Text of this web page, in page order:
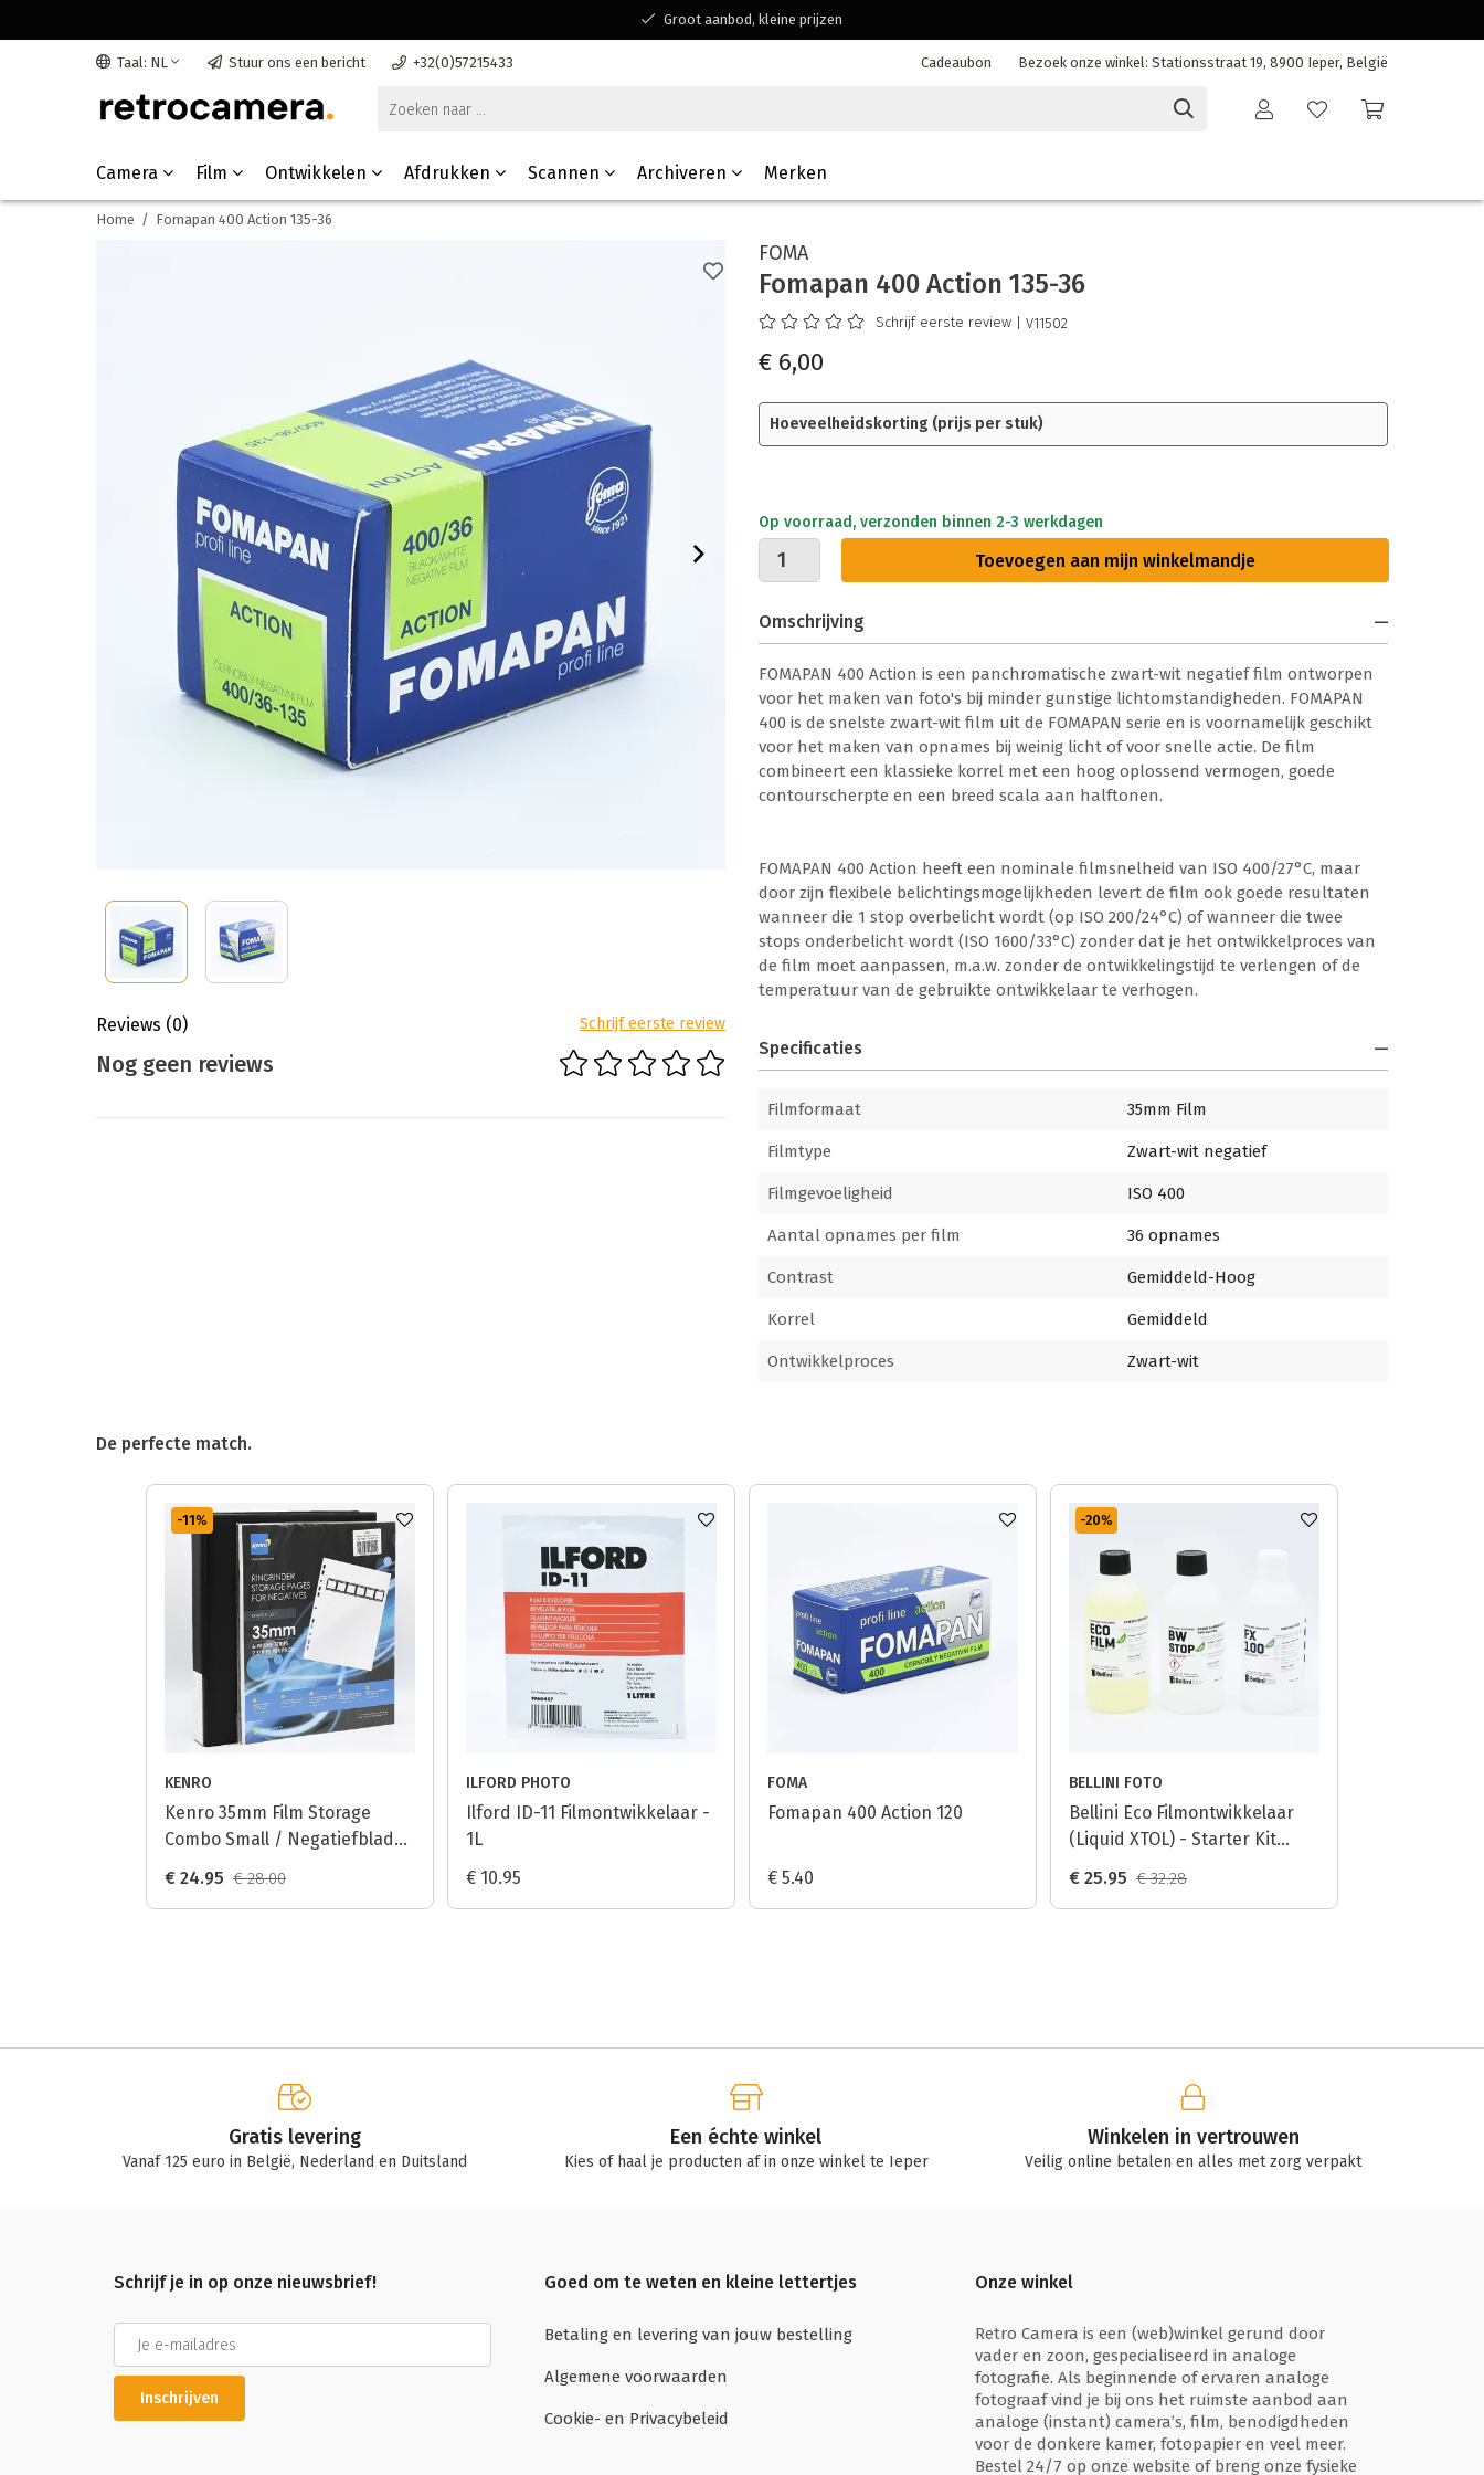
Groot aanbod, kleine prijzen
Taal: NL Stuur ons een bericht +32(0)57215433 Cadeaubon Bezoek onze winkel: Stationsstraat 19, 8900 Ieper, België
Camera Film Ontwikkelen Afdrukken Scannen Archiveren Merken
Home / Fomapan 400 Action 135-36
Reviews (0) Schrijf eerste review
Nog geen reviews
FOMA
Fomapan 400 Action 135-36
Schrijf eerste review | V11502
€ 6,00
Hoeveelheidskorting (prijs per stuk)
Op voorraad, verzonden binnen 2-3 werkdagen
Toevoegen aan mijn winkelmandje
Omschrijving
FOMAPAN 400 Action is een panchromatische zwart-wit negatief film ontworpen
voor het maken van foto's bij minder gunstige lichtomstandigheden. FOMAPAN
400 is de snelste zwart-wit film uit de FOMAPAN serie en is voornamelijk geschikt
voor het maken van opnames bij weinig licht of voor snelle actie. De film
combineert een klassieke korrel met een hoog oplossend vermogen, goede
contourscherpte en een breed scala aan halftonen.
FOMAPAN 400 Action heeft een nominale filmsnelheid van ISO 400/27°C, maar
door zijn flexibele belichtingsmogelijkheden levert de film ook goede resultaten
wanneer die 1 stop overbelicht wordt (op ISO 200/24°C) of wanneer die twee
stops onderbelicht wordt (ISO 1600/33°C) zonder dat je het ontwikkelproces van
de film moet aanpassen, m.a.w. zonder de ontwikkelingstijd te verlengen of de
temperatuur van de gebruikte ontwikkelaar te verhogen.
Specificaties
Filmformaat 35mm Film
Filmtype Zwart-wit negatief
Filmgevoeligheid ISO 400
Aantal opnames per film 36 opnames
Contrast Gemiddeld-Hoog
Korrel Gemiddeld
Ontwikkelproces Zwart-wit
De perfecte match.
-11%
KENRO
Kenro 35mm Film Storage
Combo Small / Negatiefbladen
+ Ringmap
€ 24.95 € 28.00
ILFORD PHOTO
Ilford ID-11 Filmontwikkelaar -
1L
€ 10.95
FOMA
Fomapan 400 Action 120
€ 5.40
-20%
BELLINI FOTO
Bellini Eco Filmontwikkelaar
(Liquid XTOL) - Starter Kit
€ 25.95 € 32.28
Gratis levering
Vanaf 125 euro in België, Nederland en Duitsland
Een échte winkel
Kies of haal je producten af in onze winkel te Ieper
Winkelen in vertrouwen
Veilig online betalen en alles met zorg verpakt
Schrijf je in op onze nieuwsbrief!
Inschrijven
Goed om te weten en kleine lettertjes
Betaling en levering van jouw bestelling
Algemene voorwaarden
Cookie- en Privacybeleid
Onze winkel
Retro Camera is een (web)winkel gerund door
vader en zoon, gespecialiseerd in analoge
fotografie. Als beginnende of ervaren analoge
fotograaf vind je bij ons het ruimste aanbod aan
analoge (instant) camera’s, film, benodigdheden
voor de donkere kamer, fotopapier en veel meer.
Bestel 24/7 op onze website of breng onze fysieke